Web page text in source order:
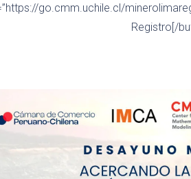
go.cmm.uchile.cl/
Registro[/